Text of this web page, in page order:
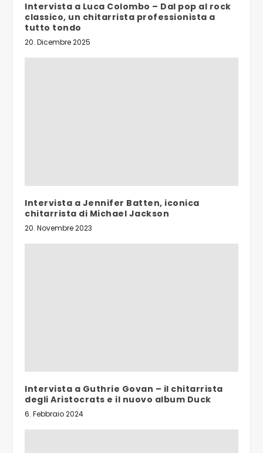
Intervista a Luca Colombo – Dal pop al rock
classico, un chitarrista professionista a
tutto tondo
20. Dicembre 2025
Intervista a Jennifer Batten, iconica
chitarrista di Michael Jackson
20. Novembre 2023
Intervista a Guthrie Govan – il chitarrista
degli Aristocrats e il nuovo album Duck
6. Febbraio 2024